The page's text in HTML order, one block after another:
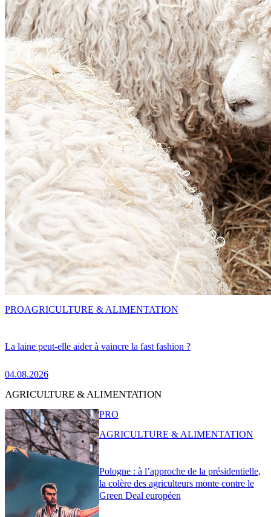
La laine peut-elle aider à vaincre la fast fashion ?
04.08.2026
PROAGRICULTURE & ALIMENTATION
AGRICULTURE & ALIMENTATION
Pologne : à l’approche de la présidentielle,
la colère des agriculteurs monte contre le
Green Deal européen
PRO
AGRICULTURE & ALIMENTATION